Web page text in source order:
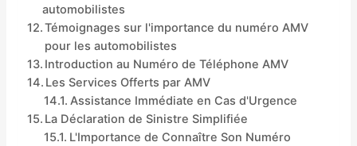
automobilistes
Témoignages sur l'importance du numéro AMV
pour les automobilistes
Introduction au Numéro de Téléphone AMV
Les Services Offerts par AMV
Assistance Immédiate en Cas d'Urgence
La Déclaration de Sinistre Simplifiée
L'Importance de Connaître Son Numéro